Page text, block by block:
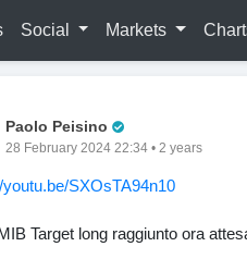
Social Markets
Paolo Peisino
28 February 2024 22:34 • 2 years
youtu.be/SXOsTA94n10
Target long raggiunto ora